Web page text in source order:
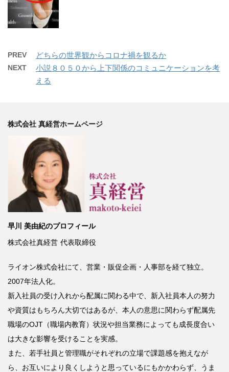
PREV どちらの世界観からコロナ禍を観るか
NEXT
小説８０５０から上下関係のコミュニケーションを考
える
株式会社 真経営ホームページ
早川 美由紀のプロフィール
株式会社真経営 代表取締役
ライオン株式会社にて、営業・販促企画・人事部を経て独立。
2007年法人化。
新入社員の受け入れから配属に関わる中で、新入社員本人の努力
や資質はもちろん大切ではあるが、本人の意思に関わらず配属先
職場のOJT （職場内教育）状況や担当業務によっても成長度合い
は大きな影響を受けることを実感。
また、若手社員と管理職がそれぞれの立場で課題感を抱えなが
ら、お互いにより良くしようと思っているにもかかわらず、うま